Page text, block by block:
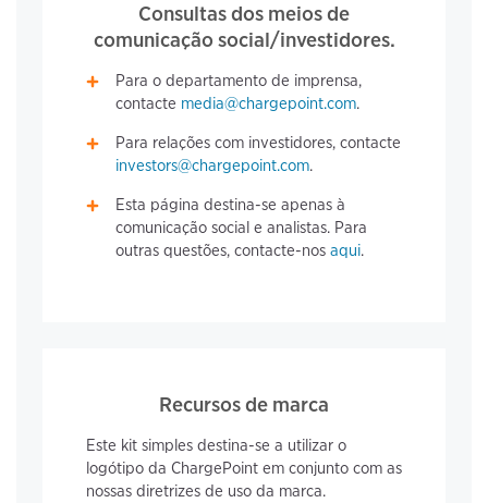
Consultas dos meios de
comunicação social/investidores.
Para o departamento de imprensa,
contacte media@chargepoint.com.
Para relações com investidores, contacte
investors@chargepoint.com.
Esta página destina-se apenas à
comunicação social e analistas. Para
outras questões, contacte-nosaqui.
Recursos de marca
Este kit simples destina-se a utilizar o
logótipo da ChargePoint em conjunto com as
nossas diretrizes de uso da marca.